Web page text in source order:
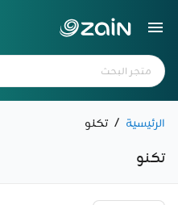
الرئيسية / تكنو
تكنو